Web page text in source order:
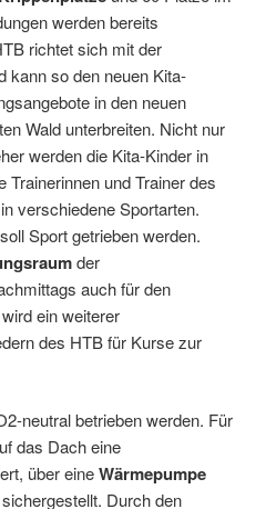
werden bereits
richtet sich mit der
kann so den neuen Kita-
in den neuen
Wald unterbreiten. Nicht nur
werden die Kita-Kinder in
Trainerinnen und Trainer des
verschiedene Sportarten.
Sport getrieben werden.
der
auch für den
ein weiterer
des HTB für Kurse zur
neutral betrieben werden. Für
das Dach eine
über eineWärmepumpe
Durch den